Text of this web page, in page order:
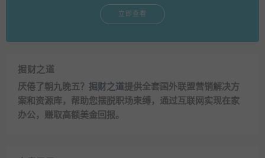
立即查看
掘财之道
厌倦了朝九晚五？ 掘财之道提供全套国外联盟营销解决方
案和资源库，帮助您摆脱职场束缚，通过互联网实现在家
办公，赚取高额美金回报。